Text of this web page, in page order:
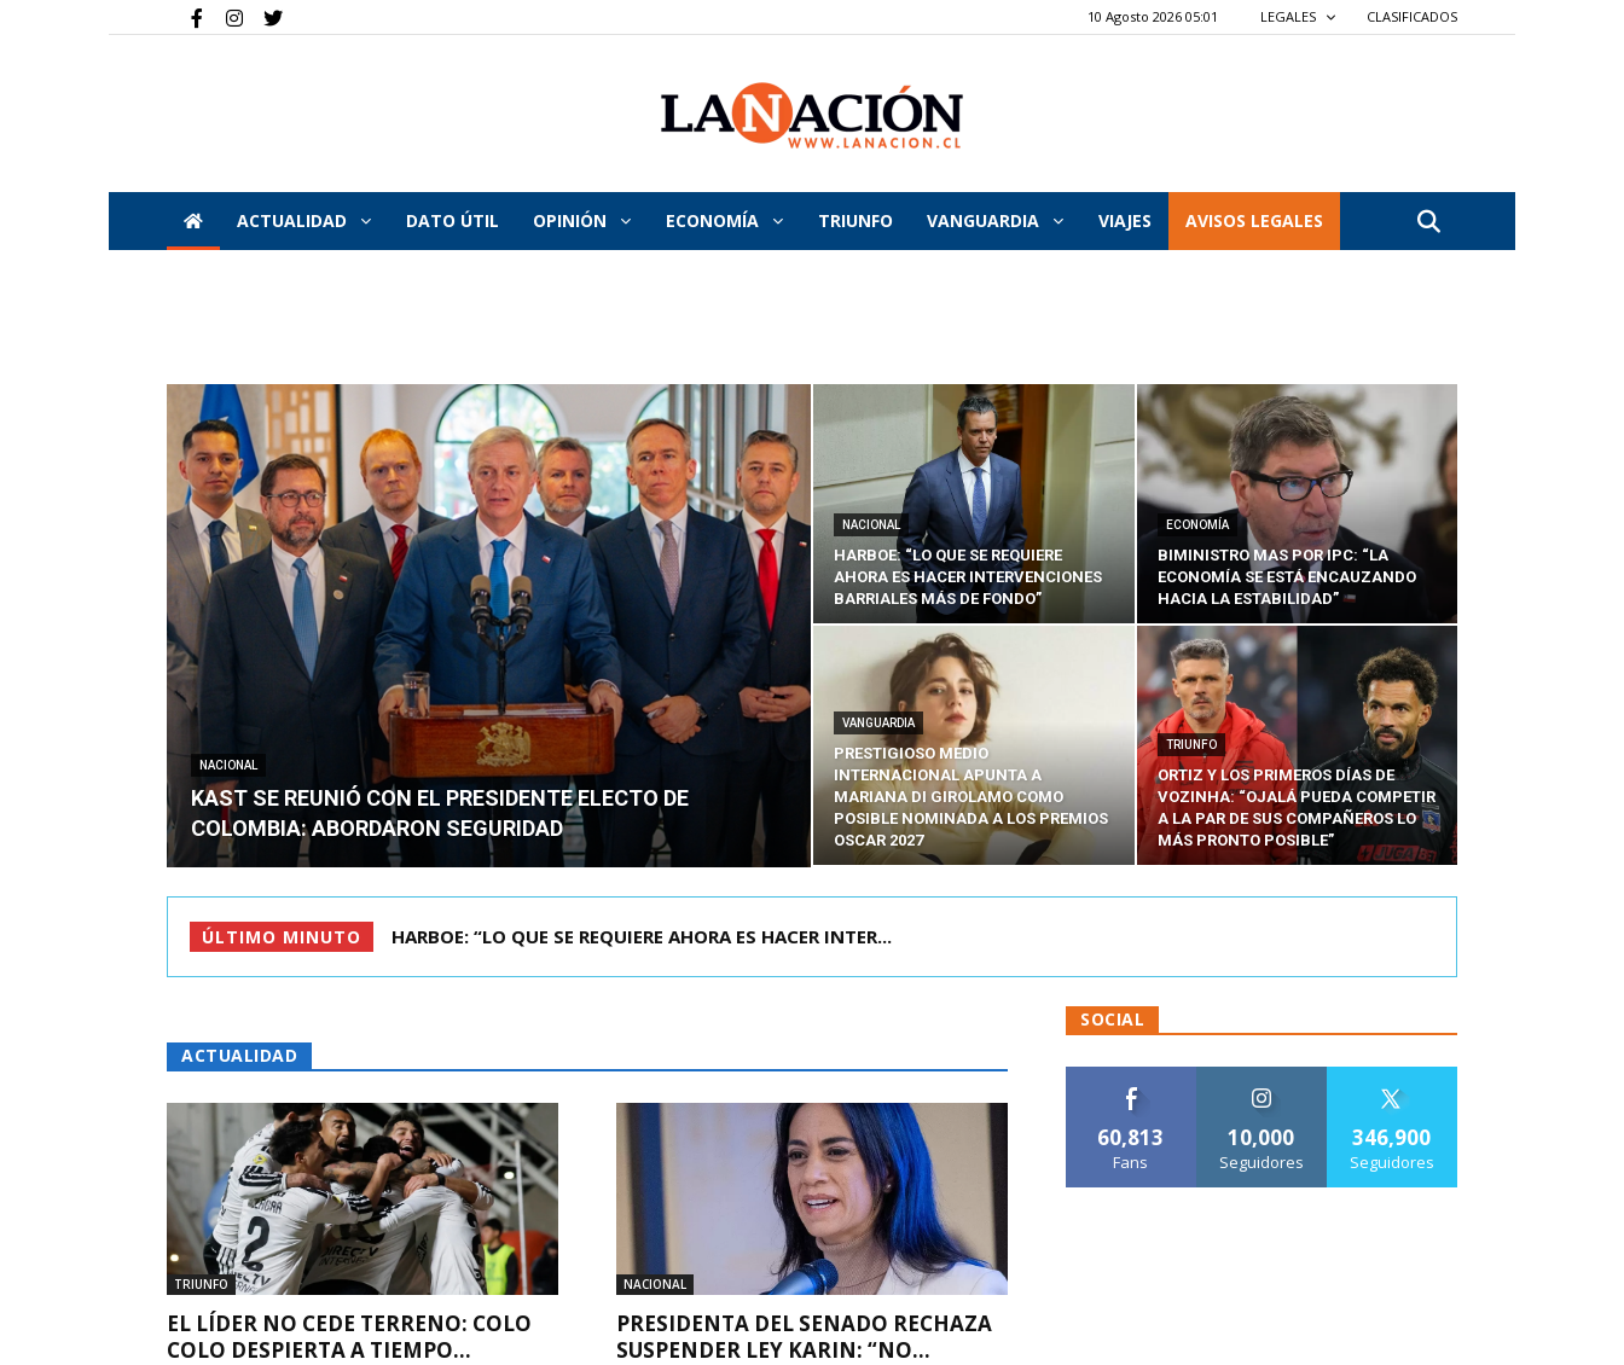
10 Agosto 2026 05:01 LEGALES CLASIFICADOS
La
Nación
ACTUALIDAD DATO ÚTIL OPINIÓN ECONOMÍA TRIUNFO VANGUARDIA VIAJES AVISOS LEGALES
NACIONAL
KAST SE REUNIÓ CON EL PRESIDENTE ELECTO DE
COLOMBIA: ABORDARON SEGURIDAD
NACIONAL
HARBOE: “LO QUE SE REQUIERE
AHORA ES HACER INTERVENCIONES
BARRIALES MÁS DE FONDO”
ECONOMÍA
BIMINISTRO MAS POR IPC: “LA
ECONOMÍA SE ESTÁ ENCAUZANDO
HACIA LA ESTABILIDAD”
VANGUARDIA
PRESTIGIOSO MEDIO
INTERNACIONAL APUNTA A
MARIANA DI GIROLAMO COMO
POSIBLE NOMINADA A LOS PREMIOS
OSCAR 2027
TRIUNFO
ORTIZ Y LOS PRIMEROS DÍAS DE
VOZINHA: “OJALÁ PUEDA COMPETIR
A LA PAR DE SUS COMPAÑEROS LO
MÁS PRONTO POSIBLE”
ÚLTIMO MINUTO BIMINISTRO MAS POR IPC: “LA ECONOMÍA SE ESTÁ ENC...
ACTUALIDAD
TRIUNFO
EL LÍDER NO CEDE TERRENO: COLO
COLO DESPIERTA A TIEMPO...
NACIONAL
PRESIDENTA DEL SENADO RECHAZA
SUSPENDER LEY KARIN: “NO...
SOCIAL
60,813
Fans
10,000
Seguidores
346,900
Seguidores